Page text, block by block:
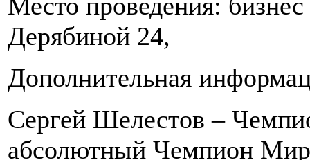
Дерябиной 24,
Дополнительная
Сергей Шелестов –
абсолютный Чемпион